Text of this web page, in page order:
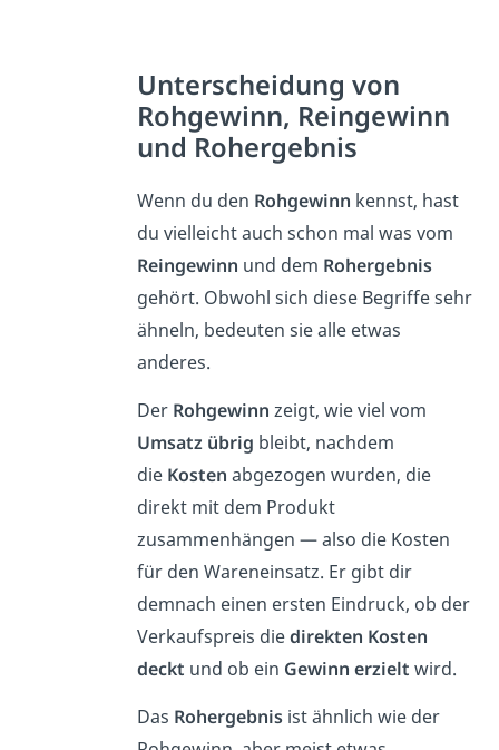
Unterscheidung von
Rohgewinn, Reingewinn
und Rohergebnis
Wenn du den Rohgewinn kennst, hast
du vielleicht auch schon mal was vom
Reingewinn und dem Rohergebnis
gehört. Obwohl sich diese Begriffe sehr
ähneln, bedeuten sie alle etwas
anderes.
Der Rohgewinn zeigt, wie viel vom
Umsatz übrig bleibt, nachdem
dieKosten abgezogen wurden, die
direkt mit dem Produkt
zusammenhängen — also die Kosten
für den Wareneinsatz. Er gibt dir
demnach einen ersten Eindruck, ob der
Verkaufspreis diedirekten Kosten
deckt und ob ein Gewinn erzielt wird.
Das Rohergebnisist ähnlich wie der